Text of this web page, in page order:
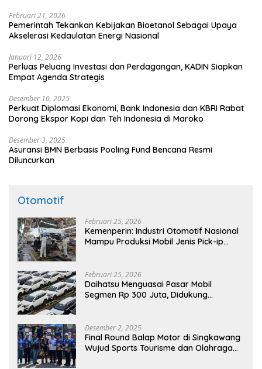
Februari 21, 2026
Pemerintah Tekankan Kebijakan Bioetanol Sebagai Upaya
Akselerasi Kedaulatan Energi Nasional
Januari 12, 2026
Perluas Peluang Investasi dan Perdagangan, KADIN Siapkan
Empat Agenda Strategis
Desember 10, 2025
Perkuat Diplomasi Ekonomi, Bank Indonesia dan KBRI Rabat
Dorong Ekspor Kopi dan Teh Indonesia di Maroko
Desember 3, 2025
Asuransi BMN Berbasis Pooling Fund Bencana Resmi
Diluncurkan
Otomotif
Februari 25, 2026
Kemenperin: Industri Otomotif Nasional
Mampu Produksi Mobil Jenis Pick-ip
Februari 25, 2026
Daihatsu Menguasai Pasar Mobil
Segmen Rp 300 Juta, Didukung
Desember 2, 2025
Final Round Balap Motor di Singkawang
Wujud Sports Tourisme dan Olahraga